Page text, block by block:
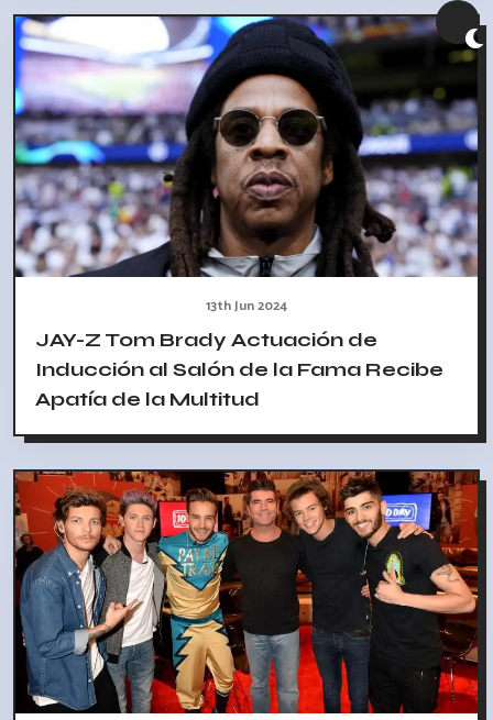
13th Jun 2024
JAY-Z Tom Brady Actuación de
Inducción al Salón de la Fama Recibe
Apatía de la Multitud